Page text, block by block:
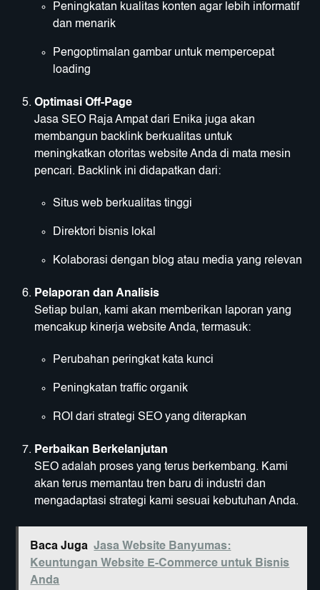
Peningkatan kualitas konten agar lebih informatif
dan menarik
Pengoptimalan gambar untuk mempercepat
loading
Optimasi Off-Page
Jasa SEO Raja Ampat dari Enika juga akan
membangun backlink berkualitas untuk
meningkatkan otoritas website Anda di mata mesin
pencari. Backlink ini didapatkan dari:
Situs web berkualitas tinggi
Direktori bisnis lokal
Kolaborasi dengan blog atau media yang relevan
Pelaporan dan Analisis
Setiap bulan, kami akan memberikan laporan yang
mencakup kinerja website Anda, termasuk:
Perubahan peringkat kata kunci
Peningkatan traffic organik
ROI dari strategi SEO yang diterapkan
Perbaikan Berkelanjutan
SEO adalah proses yang terus berkembang. Kami
akan terus memantau tren baru di industri dan
mengadaptasi strategi kami sesuai kebutuhan Anda.
Baca Juga Jasa Website Banyumas:
Keuntungan Website E-Commerce untuk Bisnis
Anda